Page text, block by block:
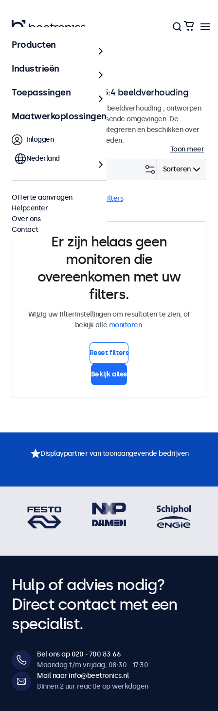
Home
Monitoren met 4:3 en 5:4 beeldverhouding
Monitoren met een 4:3 en 5:4 beeldverhouding , ontworpen
voor continu gebruik in veeleisende omgevingen. De
monitoren zijn eenvoudig te integreren en beschikken over
tal van configuratiemogelijkheden.
Toon meer
Sorteren
4:3 / 5:4 USB-C Wis alle filters
Er zijn helaas geen
monitoren die
overeenkomen met uw
filters.
Wijzig uw filterinstellingen om resultaten te zien, of
bekijk alle monitoren.
Reset filters
Bekijk alles
Producten
Industrieën
Toepassingen
Maatwerkoplossingen
Inloggen
Nederland
Offerte aanvragen
Helpcenter
Over ons
Contact
Displaypartner van toonaangevende bedrijven
Hulp of advies nodig?
Direct contact met een
specialist.
Bel ons op 020 - 700 83 66
Maandag t/m vrijdag, 08:30 - 17:30
Mail naar info@beetronics.nl
Binnen 2 uur reactie op werkdagen